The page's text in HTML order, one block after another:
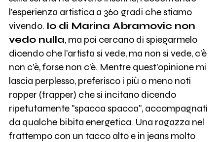
l'esperienza artistica a 360 gradi che stiamo
vivendo. Io di Marina Abramovic non
vedo nulla, ma poi cercano di spiegarmelo
dicendo che l'artista si vede, ma non si vede, c'è
non c'è, forse non c'è. Mentre quest'opinione mi
lascia perplesso, preferisco i più o meno noti
rapper (trapper) che si incitano dicendo
ripetutamente "spacca spacca", accompagnati
da qualche bibita energetica. Una ragazza nel
frattempo con un tacco alto e in jeans molto